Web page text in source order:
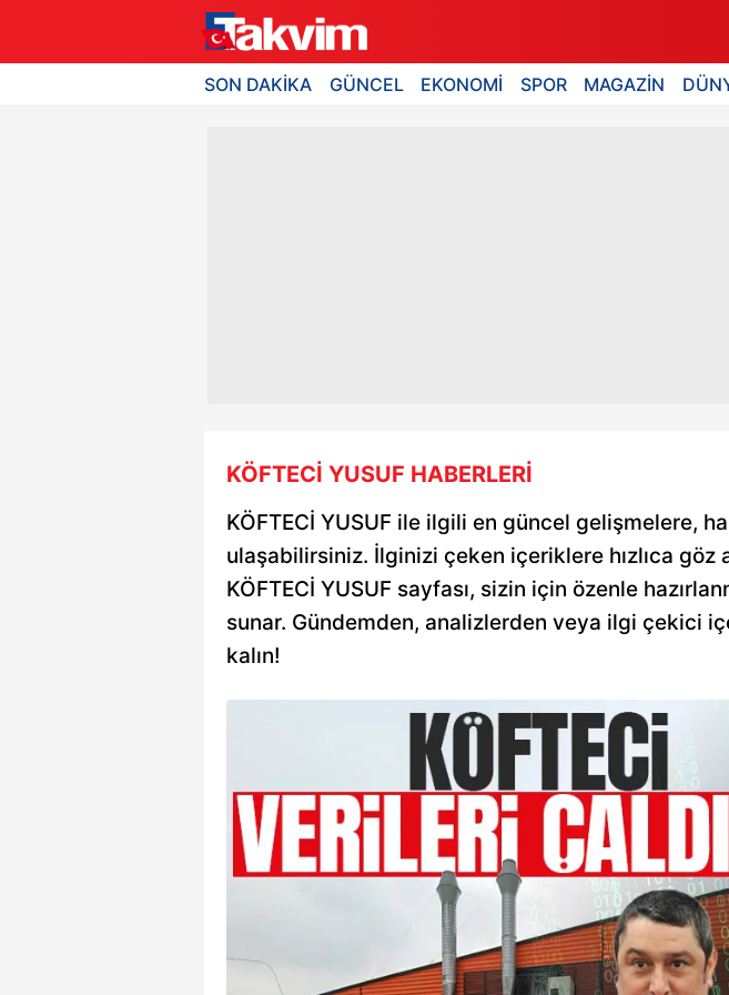
SON DAKİKA GÜNCEL EKONOMİ SPOR MAGAZİN
KÖFTECİ YUSUF HABERLERİ
KÖFTECİ YUSUF ile ilgili en güncel gelişmelere,
ulaşabilirsiniz. İlginizi çeken içeriklere hızlıca
KÖFTECİ YUSUF sayfası, sizin için özenle
sunar. Gündemden, analizlerden veya ilgi çekici
kalın!